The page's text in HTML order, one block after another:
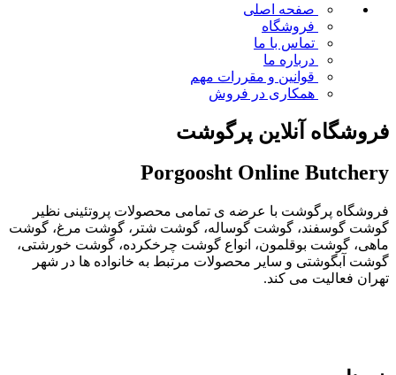
صفحه اصلی
فروشگاه
تماس با ما
درباره ما
قوانین و مقررات مهم
همکاری در فروش
فروشگاه آنلاین پرگوشت
Porgoosht Online Butchery
فروشگاه پرگوشت با عرضه ی تمامی محصولات پروتئینی نظیر
گوشت گوسفند، گوشت گوساله، گوشت شتر، گوشت مرغ، گوشت
ماهی، گوشت بوقلمون، انواع گوشت چرخکرده، گوشت خورشتی،
گوشت آبگوشتی و سایر محصولات مرتبط به خانواده ها در شهر
تهران فعالیت می کند.